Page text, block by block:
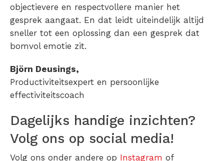
objectievere en respectvollere manier het
gesprek aangaat. En dat leidt uiteindelijk altijd
sneller tot een oplossing dan een gesprek dat
bomvol emotie zit.
Björn Deusings,
Productiviteitsexpert en persoonlijke
effectiviteitscoach
Dagelijks handige inzichten?
Volg ons op social media!
Volg ons onder andere op Instagram of